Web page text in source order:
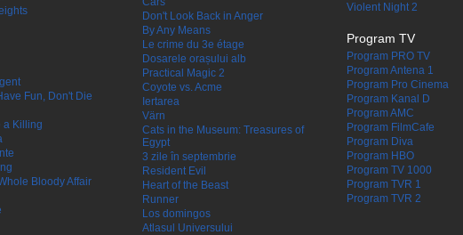
Fun, Don't Die
a Killing
Bloody Affair
Don't Look Back in Anger
By Any Means
Le crime du 3e étage
Dosarele orașului alb
Practical Magic 2
Coyote vs. Acme
Iertarea
Värn
Cats in the Museum: Treasures of
Egypt
3 zile în septembrie
Resident Evil
Heart of the Beast
Runner
Los domingos
Atlasul Universului
Violent Night 2
Program TV
Program PRO TV
Program Antena 1
Program Pro Cinema
Program Kanal D
Program AMC
Program FilmCafe
Program Diva
Program HBO
Program TV 1000
Program TVR 1
Program TVR 2